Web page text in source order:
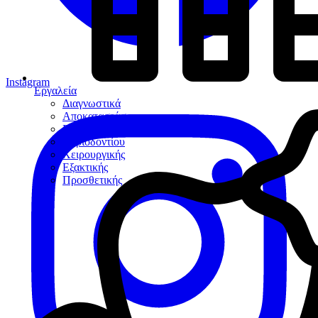
Εργαλεία
Διαγνωστικά
Αποκαταστάσεων
Ενδοδοντίας
Περιοδοντίου
Χειρουργικής
Εξακτικής
Προσθετικής
Instagram